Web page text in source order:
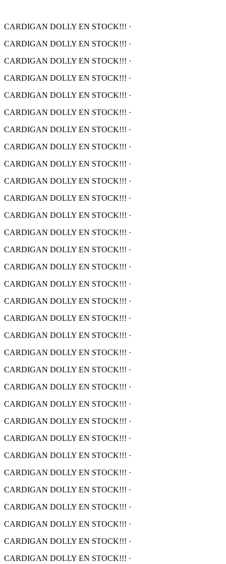
CARDIGAN DOLLY EN STOCK!!! ·
CARDIGAN DOLLY EN STOCK!!! ·
CARDIGAN DOLLY EN STOCK!!! ·
CARDIGAN DOLLY EN STOCK!!! ·
CARDIGAN DOLLY EN STOCK!!! ·
CARDIGAN DOLLY EN STOCK!!! ·
CARDIGAN DOLLY EN STOCK!!! ·
CARDIGAN DOLLY EN STOCK!!! ·
CARDIGAN DOLLY EN STOCK!!! ·
CARDIGAN DOLLY EN STOCK!!! ·
CARDIGAN DOLLY EN STOCK!!! ·
CARDIGAN DOLLY EN STOCK!!! ·
CARDIGAN DOLLY EN STOCK!!! ·
CARDIGAN DOLLY EN STOCK!!! ·
CARDIGAN DOLLY EN STOCK!!! ·
CARDIGAN DOLLY EN STOCK!!! ·
CARDIGAN DOLLY EN STOCK!!! ·
CARDIGAN DOLLY EN STOCK!!! ·
CARDIGAN DOLLY EN STOCK!!! ·
CARDIGAN DOLLY EN STOCK!!! ·
CARDIGAN DOLLY EN STOCK!!! ·
CARDIGAN DOLLY EN STOCK!!! ·
CARDIGAN DOLLY EN STOCK!!! ·
CARDIGAN DOLLY EN STOCK!!! ·
CARDIGAN DOLLY EN STOCK!!! ·
CARDIGAN DOLLY EN STOCK!!! ·
CARDIGAN DOLLY EN STOCK!!! ·
CARDIGAN DOLLY EN STOCK!!! ·
CARDIGAN DOLLY EN STOCK!!! ·
CARDIGAN DOLLY EN STOCK!!! ·
CARDIGAN DOLLY EN STOCK!!! ·
CARDIGAN DOLLY EN STOCK!!! ·